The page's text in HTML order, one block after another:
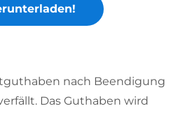
nach Beendigung
Das Guthaben wird